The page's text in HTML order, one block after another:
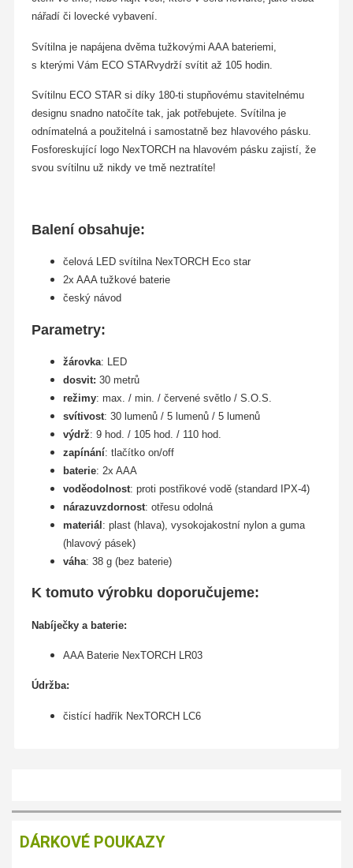
nářadí či lovecké vybavení.
Svítilna je napájena dvěma tužkovými AAA bateriemi,
s kterými Vám ECO STARvydrží svítit až 105 hodin.
Svítilnu ECO STAR si díky 180-ti stupňovému stavitelnému
designu snadno natočíte tak, jak potřebujete. Svítilna je
odnímatelná a použitelná i samostatně bez hlavového pásku.
Fosforeskující logo NexTORCH na hlavovém pásku zajistí, že
svou svítilnu už nikdy ve tmě neztratíte!
Balení obsahuje:
čelová LED svítilna NexTORCH Eco star
2x AAA tužkové baterie
český návod
Parametry:
žárovka: LED
dosvit: 30 metrů
režimy: max. / min. / červené světlo / S.O.S.
svítivost: 30 lumenů / 5 lumenů / 5 lumenů
výdrž: 9 hod. / 105 hod. / 110 hod.
zapínání: tlačítko on/off
baterie: 2x AAA
voděodolnost: proti postřikové vodě (standard IPX-4)
nárazuvzdornost: otřesu odolná
materiál : plast (hlava), vysokojakostní nylon a guma
(hlavový pásek)
váha: 38 g (bez baterie)
K tomuto výrobku doporučujeme:
Nabíječky a baterie:
AAA Baterie NexTORCH LR03
Údržba:
čistící hadřík NexTORCH LC6
DÁRKOVÉ POUKAZY